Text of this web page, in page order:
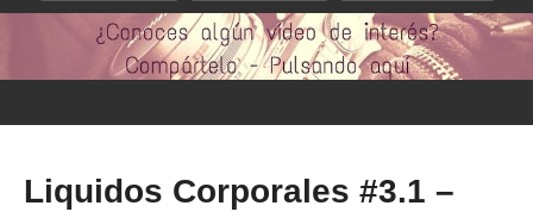
Liquidos Corporales #3.1 –